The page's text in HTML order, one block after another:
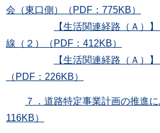
会（東口側）（PDF：775KB）
【生活関連経路（Ａ）
線（２）（PDF：412KB）
【生活関連経路（Ａ）
（PDF：226KB）
７．道路特定事業計画の推進
116KB）